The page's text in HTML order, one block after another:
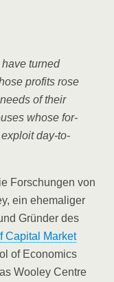
tur­ned
pro­fits rose
of their
who­se for­
day-to-
For­schun­gen von
ein ehe­ma­li­ger
Grün­der des
Capi­tal Mar­ket
of Eco­no­mics
Woo­ley Cent­re